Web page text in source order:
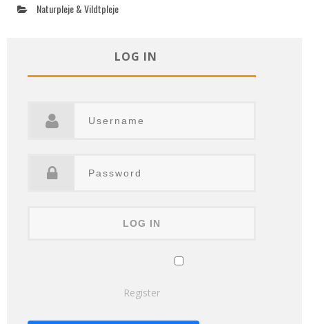
Naturpleje & Vildtpleje
LOG IN
Register